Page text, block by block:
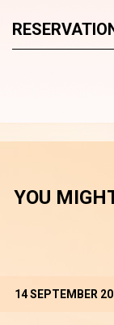
YOU
14 SEPTEMBER